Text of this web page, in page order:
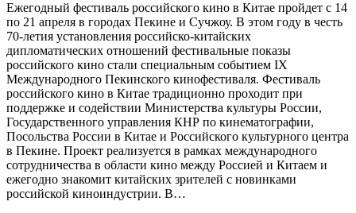
Ежегодный фестиваль российского кино в Китае пройдет с 14
по 21 апреля в городах Пекине и Сучжоу. В этом году в честь
70-летия установления российско-китайских
дипломатических отношений фестивальные показы
российского кино стали специальным событием IX
Международного Пекинского кинофестиваля. Фестиваль
российского кино в Китае традиционно проходит при
поддержке и содействии Министерства культуры России,
Государственного управления КНР по кинематографии,
Посольства России в Китае и Российского культурного центра
в Пекине. Проект реализуется в рамках международного
сотрудничества в области кино между Россией и Китаем и
ежегодно знакомит китайских зрителей с новинками
российской киноиндустрии. В…